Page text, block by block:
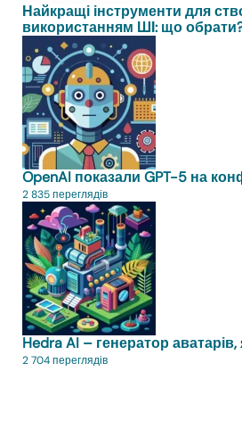
Найкращі інструменти для
використанням ШІ: що
OpenAI показали GPT-5 на
2 835 переглядів
Hedra AI – генератор
2 704 переглядів